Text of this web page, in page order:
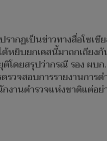
กฏเป็นข่าวทางสื่อโซเชี
หยิบยกเคสนี้มาถกเถียง
ดยสรุปว่ากรณี รอง ผบก
จสอบการรายงานการด
งานตำรวจแห่งชาติแต่อย่